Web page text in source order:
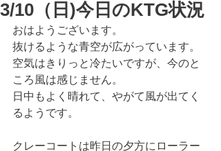
3/10（日)今日のKTG状況
おはようございます。
抜けるような青空が広がっています。
空気はきりっと冷たいですが、今のと
ころ風は感じません。
日中もよく晴れて、やがて風が出てく
るようです。
クレーコートは昨日の夕方にローラー